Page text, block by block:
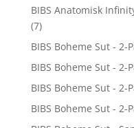
BIBS Anatomisk
(7)
BIBS Boheme Sut - 2-
BIBS Boheme Sut -
BIBS Boheme Sut - 2-
BIBS Boheme Sut -